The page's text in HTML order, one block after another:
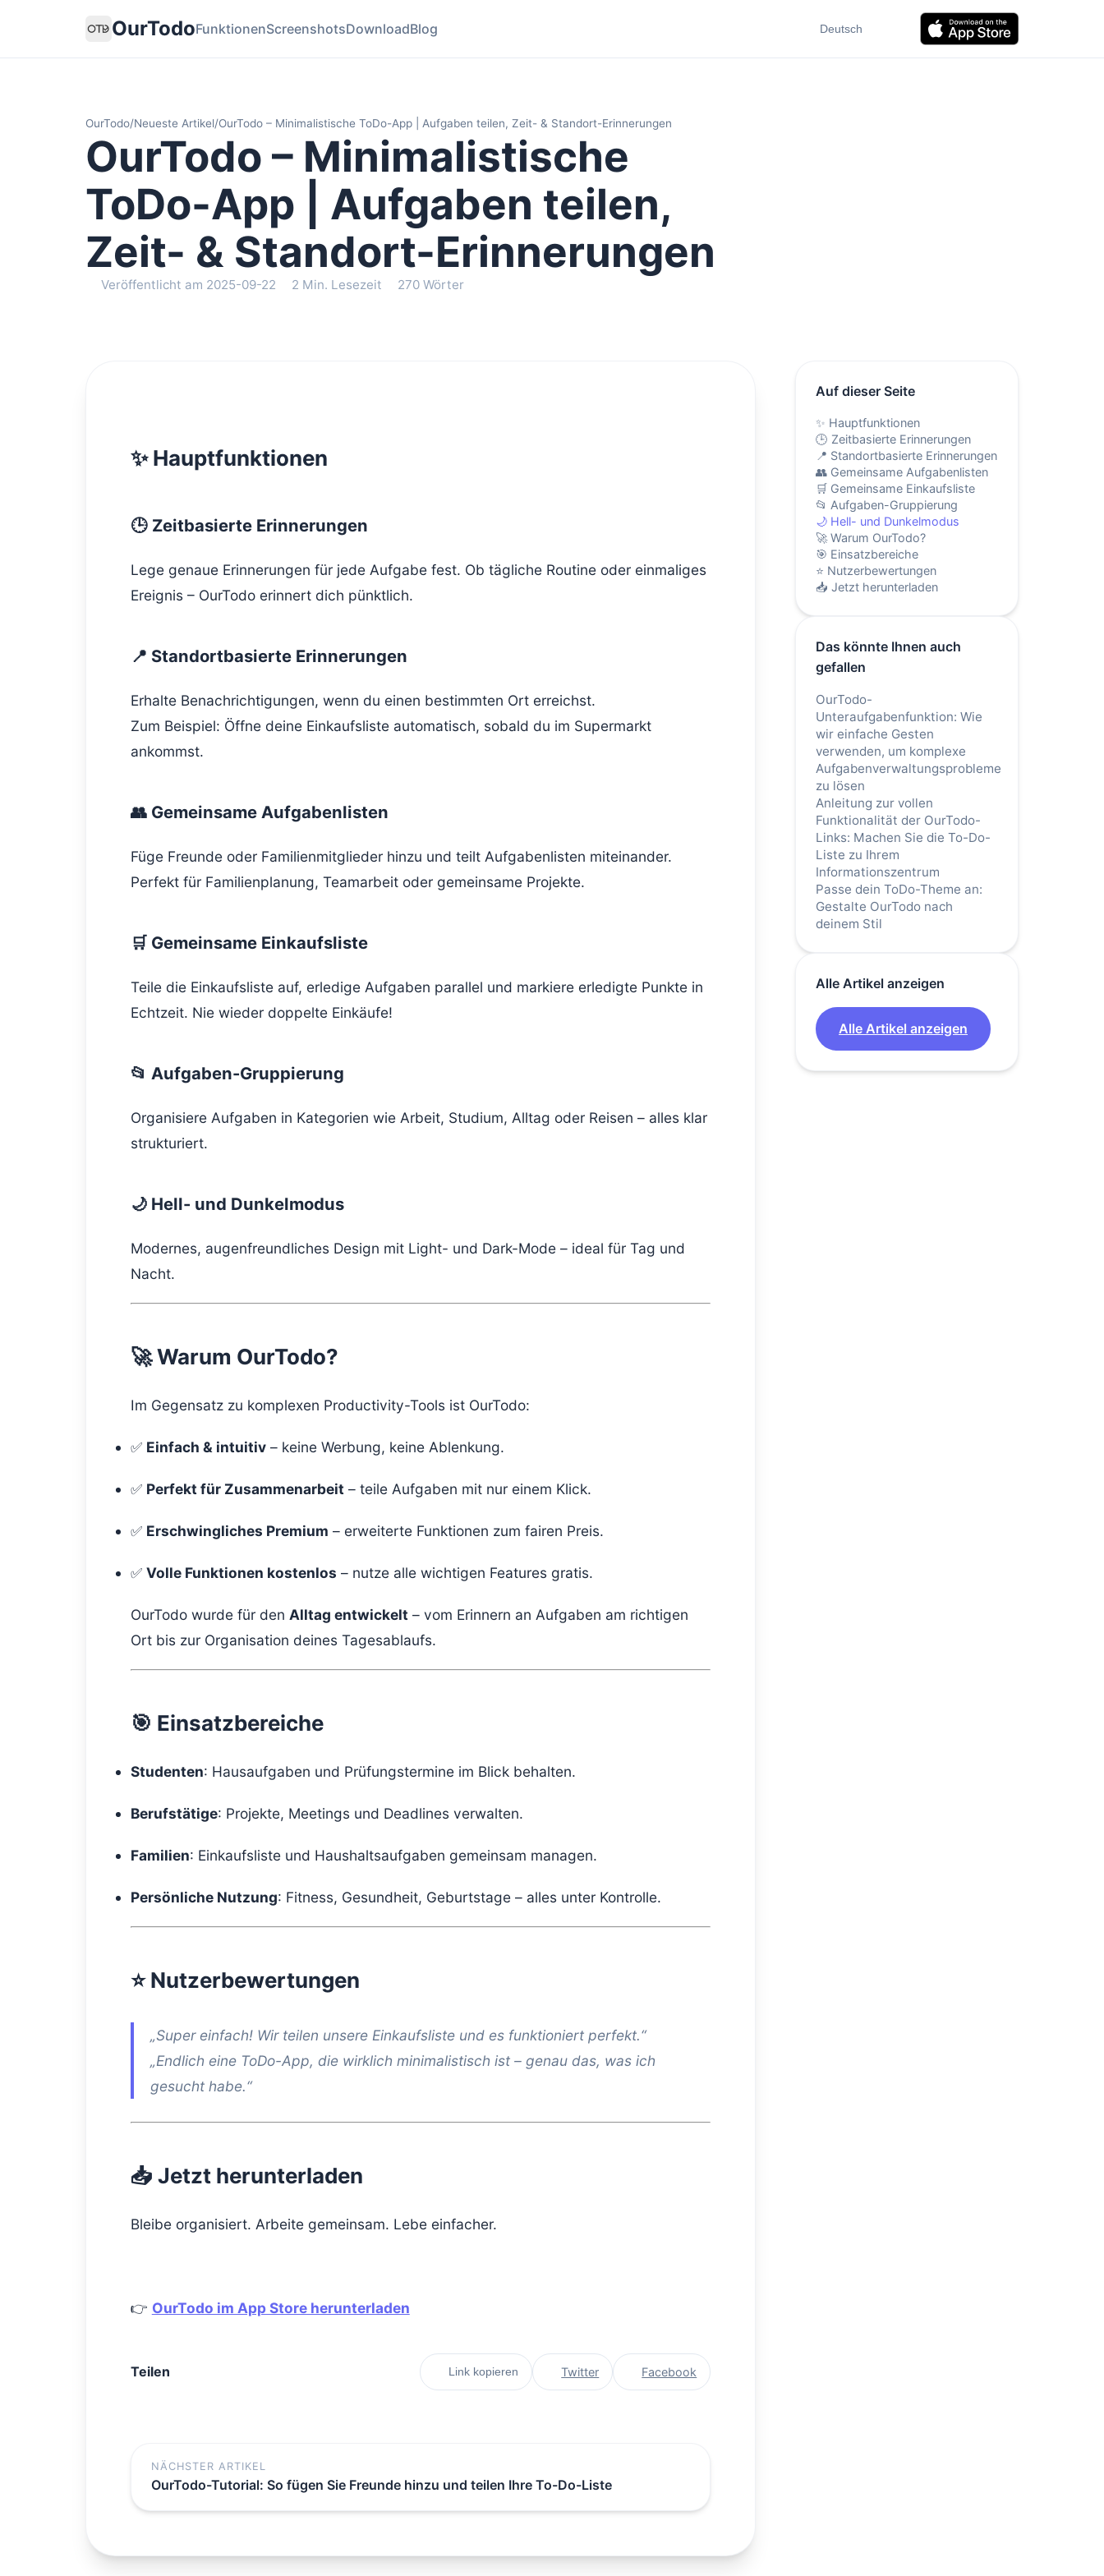
OurTodoFunktionenScreenshotsDownloadBlog Deutsch Systemstandard
OurTodo/Neueste Artikel/OurTodo – Minimalistische ToDo-App | Aufgaben teilen, Zeit- & Standort-Erinnerungen
OurTodo – Minimalistische
ToDo-App | Aufgaben teilen,
Zeit- & Standort-Erinnerungen
Veröffentlicht am 2025-09-22 2 Min. Lesezeit 270 Wörter
✨ Hauptfunktionen
🕒 Zeitbasierte Erinnerungen
Lege genaue Erinnerungen für jede Aufgabe fest. Ob tägliche Routine oder einmaliges
Ereignis – OurTodo erinnert dich pünktlich.
📍 Standortbasierte Erinnerungen
Erhalte Benachrichtigungen, wenn du einen bestimmten Ort erreichst.
Zum Beispiel: Öffne deine Einkaufsliste automatisch, sobald du im Supermarkt
ankommst.
👥 Gemeinsame Aufgabenlisten
Füge Freunde oder Familienmitglieder hinzu und teilt Aufgabenlisten miteinander.
Perfekt für Familienplanung, Teamarbeit oder gemeinsame Projekte.
🛒 Gemeinsame Einkaufsliste
Teile die Einkaufsliste auf, erledige Aufgaben parallel und markiere erledigte Punkte in
Echtzeit. Nie wieder doppelte Einkäufe!
📂 Aufgaben-Gruppierung
Organisiere Aufgaben in Kategorien wie Arbeit, Studium, Alltag oder Reisen – alles klar
strukturiert.
🌙 Hell- und Dunkelmodus
Modernes, augenfreundliches Design mit Light- und Dark-Mode – ideal für Tag und
Nacht.
🚀 Warum OurTodo?
Im Gegensatz zu komplexen Productivity-Tools ist OurTodo:
✅ Einfach & intuitiv– keine Werbung, keine Ablenkung.
✅ Perfekt für Zusammenarbeit – teile Aufgaben mit nur einem Klick.
✅ Erschwingliches Premium – erweiterte Funktionen zum fairen Preis.
✅ Volle Funktionen kostenlos – nutze alle wichtigen Features gratis.
OurTodo wurde für den Alltag entwickelt – vom Erinnern an Aufgaben am richtigen
Ort bis zur Organisation deines Tagesablaufs.
🎯 Einsatzbereiche
Studenten: Hausaufgaben und Prüfungstermine im Blick behalten.
Berufstätige: Projekte, Meetings und Deadlines verwalten.
Familien: Einkaufsliste und Haushaltsaufgaben gemeinsam managen.
Persönliche Nutzung: Fitness, Gesundheit, Geburtstage – alles unter Kontrolle.
⭐ Nutzerbewertungen
„Super einfach! Wir teilen unsere Einkaufsliste und es funktioniert perfekt.“
„Endlich eine ToDo-App, die wirklich minimalistisch ist – genau das, was ich
gesucht habe.“
📥 Jetzt herunterladen
Bleibe organisiert. Arbeite gemeinsam. Lebe einfacher.
👉 OurTodo im App Store herunterladen
Teilen Link kopieren Twitter Facebook
NÄCHSTER ARTIKEL
OurTodo-Tutorial: So fügen Sie Freunde hinzu und teilen Ihre To-Do-Liste
Auf dieser Seite
✨ Hauptfunktionen
🕒 Zeitbasierte Erinnerungen
📍 Standortbasierte Erinnerungen
👥 Gemeinsame Aufgabenlisten
🛒 Gemeinsame Einkaufsliste
📂 Aufgaben-Gruppierung
🌙 Hell- und Dunkelmodus
🚀 Warum OurTodo?
🎯 Einsatzbereiche
⭐ Nutzerbewertungen
📥 Jetzt herunterladen
Das könnte Ihnen auch
gefallen
OurTodo-
Unteraufgabenfunktion: Wie
wir einfache Gesten
verwenden, um komplexe
Aufgabenverwaltungsprobleme
zu lösen
Anleitung zur vollen
Funktionalität der OurTodo-
Links: Machen Sie die To-Do-
Liste zu Ihrem
Informationszentrum
Passe dein ToDo-Theme an:
Gestalte OurTodo nach
deinem Stil
Alle Artikel anzeigen
Alle Artikel anzeigen